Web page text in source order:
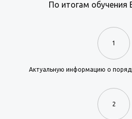
По итогам обучения
1
Актуальную информацию о
2